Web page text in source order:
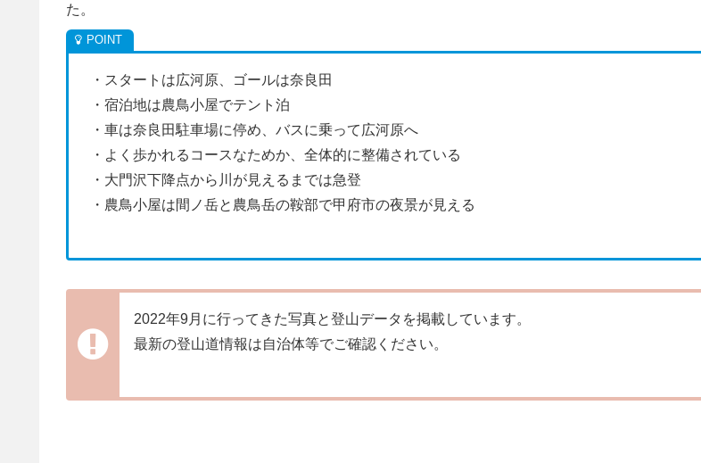
た。
・スタートは広河原、ゴールは奈良田
・宿泊地は農鳥小屋でテント泊
・車は奈良田駐車場に停め、バスに乗って広河原へ
・よく歩かれるコースなためか、全体的に整備されている
・大門沢下降点から川が見えるまでは急登
・農鳥小屋は間ノ岳と農鳥岳の鞍部で甲府市の夜景が見える
2022年9月に行ってきた写真と登山データを掲載しています。
最新の登山道情報は自治体等でご確認ください。